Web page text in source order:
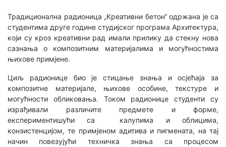
Традиционална радионица „Креативни бетон“ одржана је са
студентима друге године студијског програма Архитектура,
који су кроз креативни рад имали прилику да стекну нова
сазнања о композитним материјалима и могућностима
њихове примјене.
Циљ радионице био је стицање знања и осјећаја за
композитне материјале, њихове особине, текстуре и
могућности обликовања. Током радионице студенти су
израђивали различите предмете и форме,
експериментишући са калупима и облицима,
конзистенцијом, те примјеном адитива и пигмената, на тај
начин повезујући техничка знања са процесом